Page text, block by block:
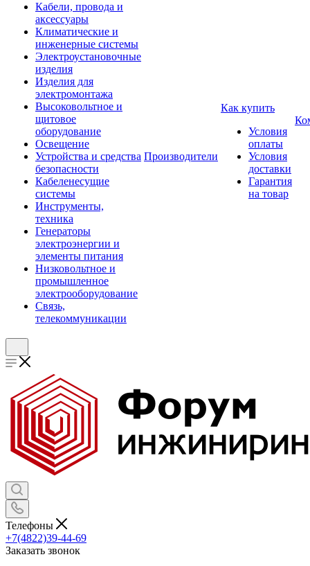
Кабели, провода и
аксессуары
Климатические и
инженерные системы
Электроустановочные
изделия
Изделия для
электромонтажа
Высоковольтное и
щитовое
оборудование
Освещение
Устройства и средства
безопасности
Кабеленесущие
системы
Инструменты,
техника
Генераторы
электроэнергии и
элементы питания
Низковольтное и
промышленное
электрооборудование
Связь,
телекоммуникации
Производители
Как купить
Условия
оплаты
Условия
доставки
Гарантия
на товар
Телефоны
+7(4822)39-44-69
Заказать звонок